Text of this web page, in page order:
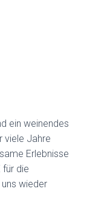
ein weinendes
viele Jahre
Erlebnisse
für die
wieder